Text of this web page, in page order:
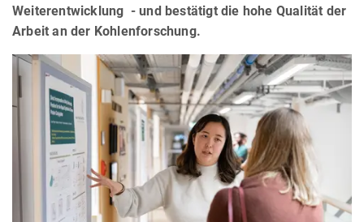
Weiterentwicklung - und bestätigt die hohe Qualität der
Arbeit an der Kohlenforschung.